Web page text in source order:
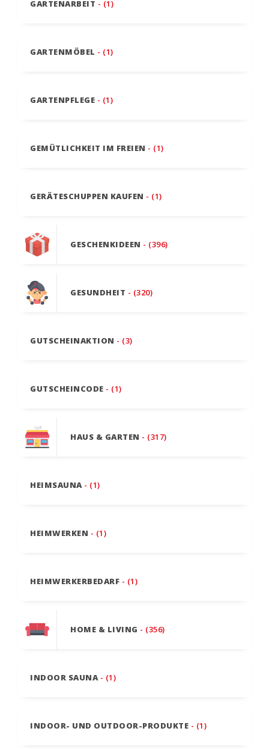
GARTENARBEIT - (1)
GARTENMÖBEL - (1)
GARTENPFLEGE - (1)
GEMÜTLICHKEIT IM FREIEN - (1)
GERÄTESCHUPPEN KAUFEN - (1)
GESCHENKIDEEN - (396)
GESUNDHEIT - (320)
GUTSCHEINAKTION - (3)
GUTSCHEINCODE - (1)
HAUS & GARTEN - (317)
HEIMSAUNA - (1)
HEIMWERKEN - (1)
HEIMWERKERBEDARF - (1)
HOME & LIVING - (356)
INDOOR SAUNA - (1)
INDOOR- UND OUTDOOR-PRODUKTE - (1)